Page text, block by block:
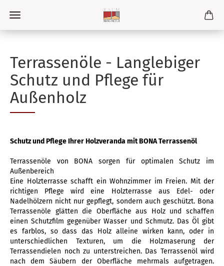
Terrassenöle - Langlebiger
Schutz und Pflege für
Außenholz
Schutz und Pflege Ihrer Holzveranda mit BONA Terrassenöl
Terrassenöle von BONA sorgen für optimalen Schutz im
Außenbereich
Eine Holzterrasse schafft ein Wohnzimmer im Freien. Mit der
richtigen Pflege wird eine Holzterrasse aus Edel- oder
Nadelhölzern nicht nur gepflegt, sondern auch geschützt. Bona
Terrassenöle glätten die Oberfläche aus Holz und schaffen
einen Schutzfilm gegenüber Wasser und Schmutz. Das Öl gibt
es farblos, so dass das Holz alleine wirken kann, oder in
unterschiedlichen Texturen, um die Holzmaserung der
Terrassendielen noch zu unterstreichen. Das Terrassenöl wird
nach dem Säubern der Oberfläche mehrmals aufgetragen.